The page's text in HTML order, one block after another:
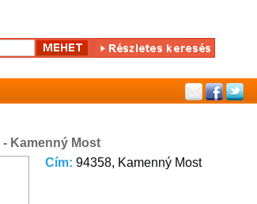
- Kamenný Most
Cím: 94358, Kamenný Most